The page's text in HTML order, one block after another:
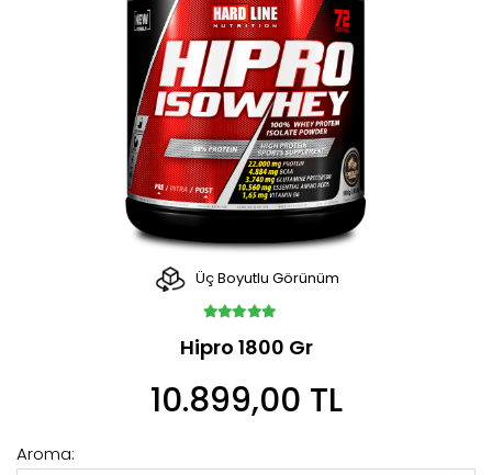
Üç Boyutlu Görünüm
Hipro 1800 Gr
10.899,00 TL
Aroma: